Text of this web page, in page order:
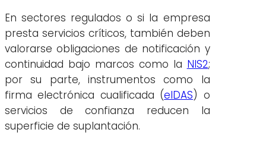
En sectores regulados o si la empresa
presta servicios críticos, también deben
valorarse obligaciones de notificación y
continuidad bajo marcos como la NIS2;
por su parte, instrumentos como la
firma electrónica cualificada (eIDAS) o
servicios de confianza reducen la
superficie de suplantación.